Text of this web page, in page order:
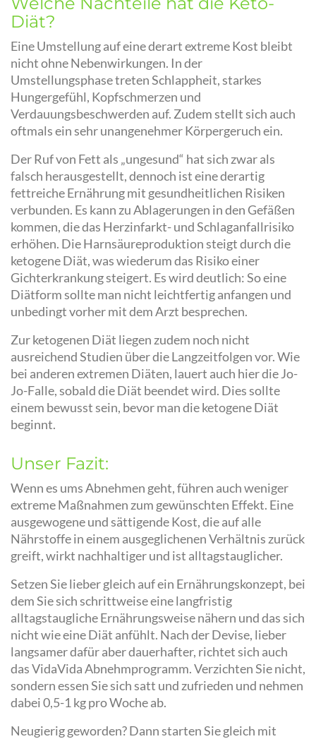
Diät?
Eine Umstellung auf eine derart extreme Kost bleibt
nicht ohne Nebenwirkungen. In der
Umstellungsphase treten Schlappheit, starkes
Hungergefühl, Kopfschmerzen und
Verdauungsbeschwerden auf. Zudem stellt sich auch
oftmals ein sehr unangenehmer Körpergeruch ein.
Der Ruf von Fett als „ungesund“ hat sich zwar als
falsch herausgestellt, dennoch ist eine derartig
fettreiche Ernährung mit gesundheitlichen Risiken
verbunden. Es kann zu Ablagerungen in den Gefäßen
kommen, die das Herzinfarkt- und Schlaganfallrisiko
erhöhen. Die Harnsäureproduktion steigt durch die
ketogene Diät, was wiederum das Risiko einer
Gichterkrankung steigert. Es wird deutlich: So eine
Diätform sollte man nicht leichtfertig anfangen und
unbedingt vorher mit dem Arzt besprechen.
Zur ketogenen Diät liegen zudem noch nicht
ausreichend Studien über die Langzeitfolgen vor. Wie
bei anderen extremen Diäten, lauert auch hier die Jo-
Jo-Falle, sobald die Diät beendet wird. Dies sollte
einem bewusst sein, bevor man die ketogene Diät
beginnt.
Unser Fazit:
Wenn es ums Abnehmen geht, führen auch weniger
extreme Maßnahmen zum gewünschten Effekt. Eine
ausgewogene und sättigende Kost, die auf alle
Nährstoffe in einem ausgeglichenen Verhältnis zurück
greift, wirkt nachhaltiger und ist alltagstauglicher.
Setzen Sie lieber gleich auf ein Ernährungskonzept, bei
dem Sie sich schrittweise eine langfristig
alltagstaugliche Ernährungsweise nähern und das sich
nicht wie eine Diät anfühlt. Nach der Devise, lieber
langsamer dafür aber dauerhafter, richtet sich auch
das VidaVida Abnehmprogramm. Verzichten Sie nicht,
sondern essen Sie sich satt und zufrieden und nehmen
dabei 0,5-1 kg pro Woche ab.
Neugierig geworden? Dann starten Sie gleich mit